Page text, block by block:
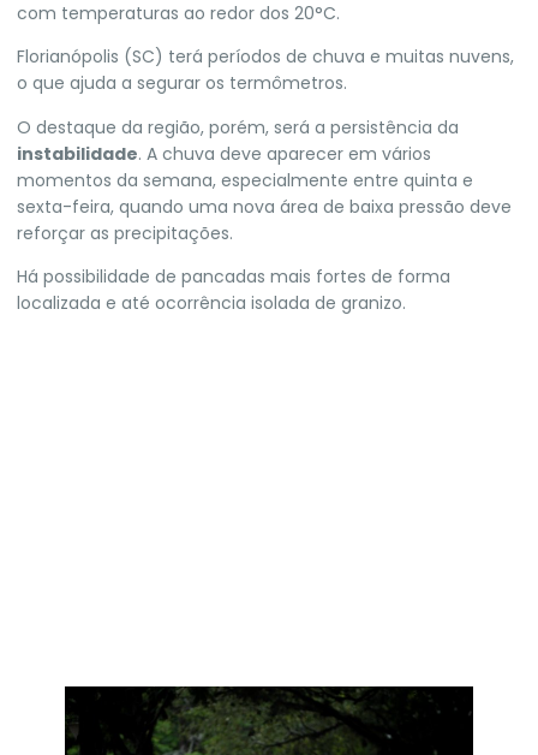
com temperaturas ao redor dos 20°C.
Florianópolis (SC) terá períodos de chuva e muitas nuvens,
o que ajuda a segurar os termômetros.
O destaque da região, porém, será a persistência da
instabilidade. A chuva deve aparecer em vários
momentos da semana, especialmente entre quinta e
sexta-feira, quando uma nova área de baixa pressão deve
reforçar as precipitações.
Há possibilidade de pancadas mais fortes de forma
localizada e até ocorrência isolada de granizo.